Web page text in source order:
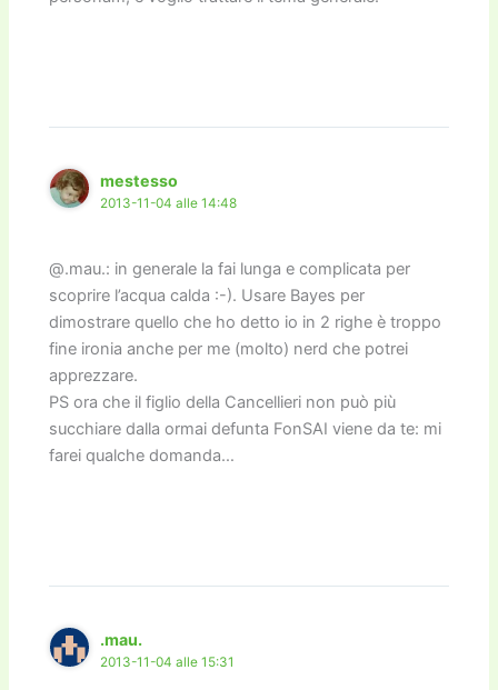
mestesso
2013-11-04 alle 14:48
@.mau.: in generale la fai lunga e complicata per
scoprire l’acqua calda :-). Usare Bayes per
dimostrare quello che ho detto io in 2 righe è troppo
fine ironia anche per me (molto) nerd che potrei
apprezzare.
PS ora che il figlio della Cancellieri non può più
succhiare dalla ormai defunta FonSAI viene da te: mi
farei qualche domanda…
.mau.
2013-11-04 alle 15:31